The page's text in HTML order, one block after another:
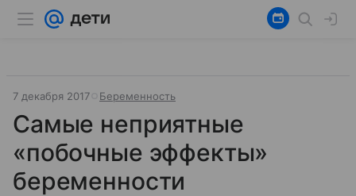
7 декабря 2017 Беременность
Cамые неприятные
«побочные эффекты»
беременности